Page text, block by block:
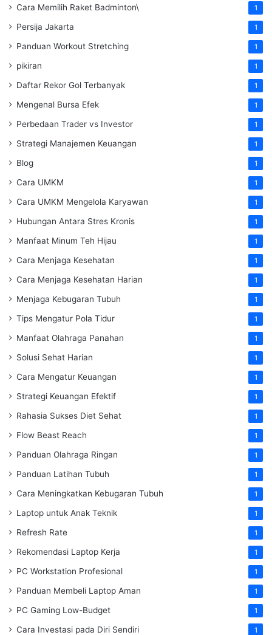
Cara Memilih Raket Badminton\ 1
Persija Jakarta 1
Panduan Workout Stretching 1
pikiran 1
Daftar Rekor Gol Terbanyak 1
Mengenal Bursa Efek 1
Perbedaan Trader vs Investor 1
Strategi Manajemen Keuangan 1
Blog 1
Cara UMKM 1
Cara UMKM Mengelola Karyawan 1
Hubungan Antara Stres Kronis 1
Manfaat Minum Teh Hijau 1
Cara Menjaga Kesehatan 1
Cara Menjaga Kesehatan Harian 1
Menjaga Kebugaran Tubuh 1
Tips Mengatur Pola Tidur 1
Manfaat Olahraga Panahan 1
Solusi Sehat Harian 1
Cara Mengatur Keuangan 1
Strategi Keuangan Efektif 1
Rahasia Sukses Diet Sehat 1
Flow Beast Reach 1
Panduan Olahraga Ringan 1
Panduan Latihan Tubuh 1
Cara Meningkatkan Kebugaran Tubuh 1
Laptop untuk Anak Teknik 1
Refresh Rate 1
Rekomendasi Laptop Kerja 1
PC Workstation Profesional 1
Panduan Membeli Laptop Aman 1
PC Gaming Low-Budget 1
Cara Investasi pada Diri Sendiri 1